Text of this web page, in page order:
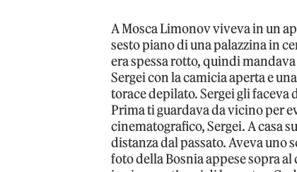
A Mosca Limonov viveva in un
sesto piano di una palazzina in
era spessa rotto, quindi
Sergei con la camicia aperta e
torace depilato. Sergei gli faceva
Prima ti guardava da vicino per
cinematografico, Sergei. A casa
distanza dal passato. Aveva uno
foto della Bosnia appese sopra